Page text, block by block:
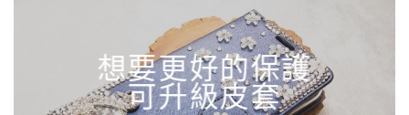
想要更好的保護
可升級皮套